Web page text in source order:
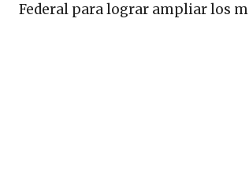
Federal para lograr ampliar los